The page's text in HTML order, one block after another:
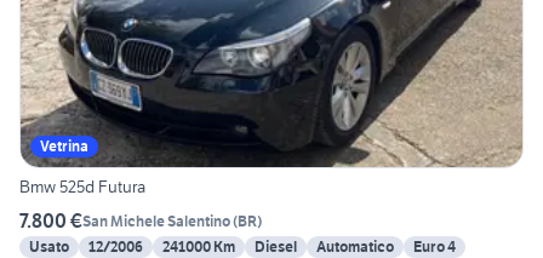
Vetrina
Bmw 525d Futura
7.800 €San Michele Salentino(BR)
Usato
12/2006 241000 Km Diesel Automatico
Euro 4